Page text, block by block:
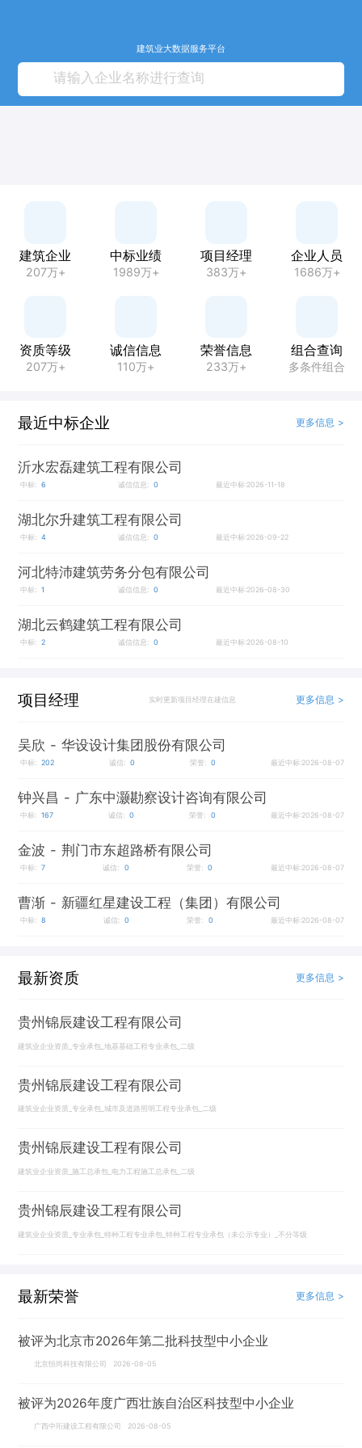
建筑业大数据服务平台
建筑企业
207万+
中标业绩
1989万+
项目经理
383万+
企业人员
1686万+
资质等级
207万+
诚信信息
110万+
荣誉信息
233万+
组合查询
多条件组合
最近中标企业 更多信息 >
沂水宏磊建筑工程有限公司
中标: 6 诚信信息: 0 最近中标:2026-11-18
湖北尔升建筑工程有限公司
中标: 4 诚信信息: 0 最近中标:2026-09-22
河北特沛建筑劳务分包有限公司
中标: 1 诚信信息: 0 最近中标:2026-08-30
湖北云鹤建筑工程有限公司
中标: 2 诚信信息: 0 最近中标:2026-08-10
项目经理 实时更新项目经理在建信息 更多信息 >
吴欣 - 华设设计集团股份有限公司
中标: 202 诚信: 0 荣誉: 0 最近中标:2026-08-07
钟兴昌 - 广东中灏勘察设计咨询有限公司
中标: 167 诚信: 0 荣誉: 0 最近中标:2026-08-07
金波 - 荆门市东超路桥有限公司
中标: 7 诚信: 0 荣誉: 0 最近中标:2026-08-07
曹渐 - 新疆红星建设工程（集团）有限公司
中标: 8 诚信: 0 荣誉: 0 最近中标:2026-08-07
最新资质 更多信息 >
贵州锦辰建设工程有限公司
建筑业企业资质_专业承包_地基基础工程专业承包_二级
贵州锦辰建设工程有限公司
建筑业企业资质_专业承包_城市及道路照明工程专业承包_二级
贵州锦辰建设工程有限公司
建筑业企业资质_施工总承包_电力工程施工总承包_二级
贵州锦辰建设工程有限公司
建筑业企业资质_专业承包_特种工程专业承包_特种工程专业承包（未公示专业）_不分等级
最新荣誉 更多信息 >
被评为北京市2026年第二批科技型中小企业
北京恒尚科技有限公司 2026-08-05
被评为2026年度广西壮族自治区科技型中小企业
广西中珩建设工程有限公司 2026-08-05